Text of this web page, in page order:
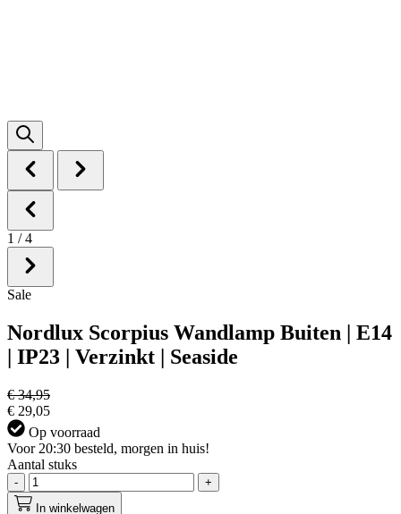
1 / 4
Sale
Nordlux Scorpius Wandlamp Buiten | E14
| IP23 | Verzinkt | Seaside
€ 34,95
€ 29,05
Op voorraad
Voor 20:30 besteld, morgen in huis!
Aantal stuks
-
+
In winkelwagen